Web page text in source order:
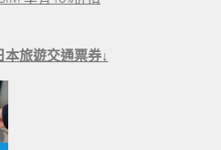
本旅遊交通票券↓